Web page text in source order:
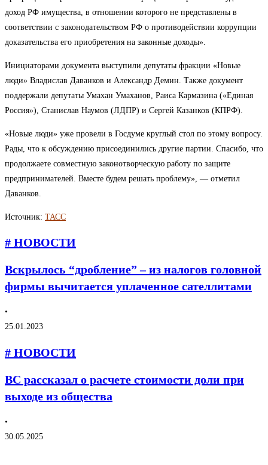
доход РФ имущества, в отношении которого не представлены в
соответствии с законодательством РФ о противодействии коррупции
доказательства его приобретения на законные доходы».
Инициаторами документа выступили депутаты фракции «Новые
люди» Владислав Даванков и Александр Демин. Также документ
поддержали депутаты Умахан Умаханов, Раиса Кармазина («Единая
Россия»), Станислав Наумов (ЛДПР) и Сергей Казанков (КПРФ).
«Новые люди» уже провели в Госдуме круглый стол по этому вопросу.
Рады, что к обсуждению присоединились другие партии. Спасибо, что
продолжаете совместную законотворческую работу по защите
предпринимателей. Вместе будем решать проблему», — отметил
Даванков.
Источник: ТАСС
# НОВОСТИ
Вскрылось “дробление” – из налогов головной
фирмы вычитается уплаченное сателлитами
•
25.01.2023
# НОВОСТИ
ВС рассказал о расчете стоимости доли при
выходе из общества
•
30.05.2025